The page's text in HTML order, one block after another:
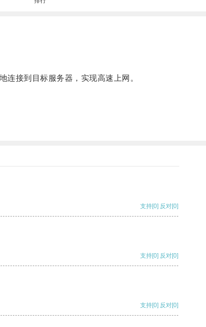
接到目标服务器，实现高速上网。
支持[0] 反对[0]
支持[0] 反对[0]
支持[0] 反对[0]